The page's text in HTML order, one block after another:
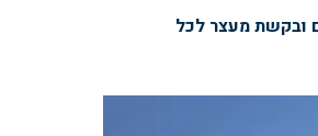
ובקשת מעצר לכל